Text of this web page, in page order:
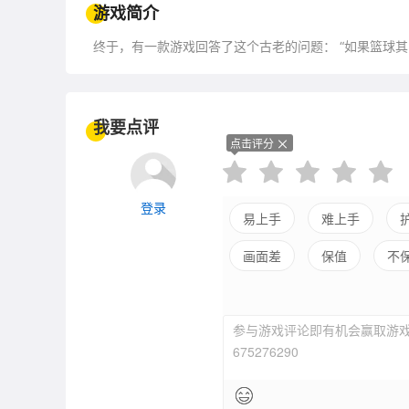
游戏简介
终于，有一款游戏回答了这个古老的问题： “如果篮球
我要点评
登录
点击评分
易上手 难上手
画面差 保值 不
参与游戏评论即有机会赢取游
675276290